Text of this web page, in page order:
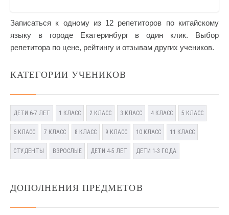
Записаться к одному из 12 репетиторов по китайскому
языку в городе Екатеринбург в один клик. Выбор
репетитора по цене, рейтингу и отзывам других учеников.
КАТЕГОРИИ УЧЕНИКОВ
ДЕТИ 6-7 ЛЕТ 1 КЛАСС 2 КЛАСС 3 КЛАСС 4 КЛАСС 5 КЛАСС
6 КЛАСС 7 КЛАСС 8 КЛАСС 9 КЛАСС 10 КЛАСС 11 КЛАСС
СТУДЕНТЫ ВЗРОСЛЫЕ ДЕТИ 4-5 ЛЕТ ДЕТИ 1-3 ГОДА
ДОПОЛНЕНИЯ ПРЕДМЕТОВ